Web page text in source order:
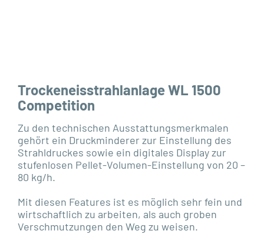
Trockeneisstrahlanlage WL 1500
Competition
Zu den technischen Ausstattungsmerkmalen
gehört ein Druckminderer zur Einstellung des
Strahldruckes sowie ein digitales Display zur
stufenlosen Pellet-Volumen-Einstellung von 20 –
80 kg/h.
Mit diesen Features ist es möglich sehr fein und
wirtschaftlich zu arbeiten, als auch groben
Verschmutzungen den Weg zu weisen.